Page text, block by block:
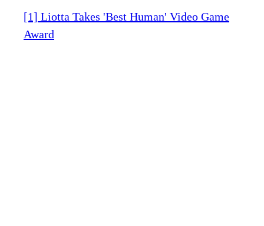
[1] Liotta Takes 'Best Human' Video Game
Award